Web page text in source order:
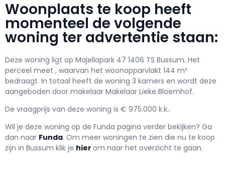
Woonplaats te koop heeft
momenteel de volgende
woning ter advertentie staan:
Deze woning ligt op Majellapark 47 1406 TS Bussum. Het
perceel meet , waarvan het woonopparvlakt 144 m²
bedraagt. In totaal heeft de woning 3 kamers en wordt deze
aangeboden door makelaar Makelaar Lieke Bloemhof.
De vraagprijs van deze woning is € 975.000 k.k..
Wil je deze woning op de Funda pagina verder bekijken? Ga
dan naar Funda. Om meer woningen te zien die nu te koop
zijn in Bussum klik je hier om naar het overzicht te gaan.